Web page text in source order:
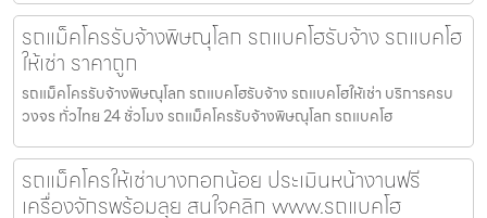
รถแม็คโครรับจ้างพิษณุโลก รถแบคโฮรับจ้าง รถแบคโฮ
ให้เช่า ราคาถูก
รถแม็คโครรับจ้างพิษณุโลก รถแบคโฮรับจ้าง รถแบคโฮให้เช่า บริการครบ
วงจร ทั่วไทย 24 ชั่วโมง รถแม็คโครรับจ้างพิษณุโลก รถแบคโฮ
รถแม็คโครให้เช่าบางกอกน้อย ประเมินหน้างานฟรี
เครื่องจักรพร้อมลุย สนใจคลิก www.รถแบคโฮ